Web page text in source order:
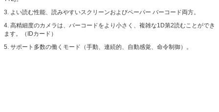
3. よい読む性能、読みやすいスクリーンおよびペーパー バーコード両方。
4. 高精細度のカメラは、バーコードをより小さく、複雑な1D第2読むことができ
ます。（IDカード）
5. サポート多数の働くモード（手動、連続的、自動感覚、命令制御）。